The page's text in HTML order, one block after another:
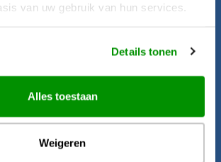
van uw gebruik van hun services.
Details tonen
Alles toestaan
Weigeren
geraakt?
op reis te gaan? Onze
helpen u graag bij het
deze rondreis.